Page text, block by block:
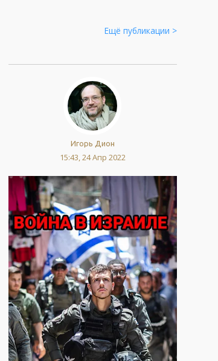
Ещё публикации >
Игорь Дион
15:43, 24 Апр 2022